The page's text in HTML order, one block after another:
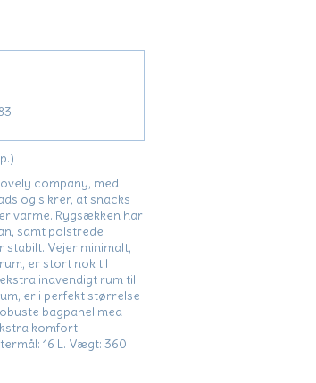
company, med
og sikrer, at snacks
varme. Rygsækken har
samt polstrede
stabilt. Vejer minimalt,
er stort nok til
indvendigt rum til
er i perfekt størrelse
bagpanel med
komfort.
16 L. Vægt: 360